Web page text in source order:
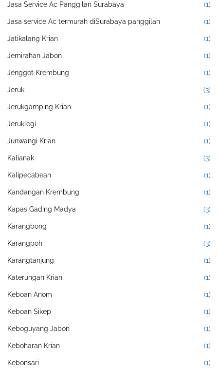
Jasa Service Ac Panggilan Surabaya (1)
Jasa service Ac termurah diSurabaya panggilan (1)
Jatikalang Krian (1)
Jemirahan Jabon (1)
Jenggot Krembung (1)
Jeruk (3)
Jerukgamping Krian (1)
Jeruklegi (1)
Junwangi Krian (1)
Kalianak (3)
Kalipecabean (1)
Kandangan Krembung (1)
Kapas Gading Madya (3)
Karangbong (1)
Karangpoh (3)
Karangtanjung (1)
Katerungan Krian (1)
Keboan Anom (1)
Keboan Sikep (1)
Keboguyang Jabon (1)
Keboharan Krian (1)
Kebonsari (1)